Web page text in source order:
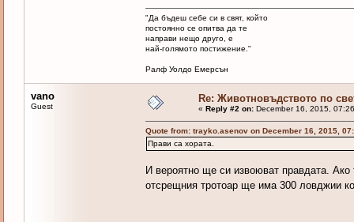
"Да бъдеш себе си в свят, който
постоянно се опитва да те
направи нещо друго, е
най-голямото постижение."
Ралф Уолдо Емерсън
vano
Guest
Re: Животновъдството по
« Reply #2 on:December 16, 2015,
Quote from: trayko.asenov on December 16, 2015,
Прави са хората.
И вероятно ще си извоюват правдата.
отсрещния тротоар ще има 300 ловджии